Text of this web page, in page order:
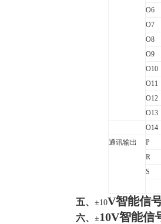
O6
O7
O8
O9
O10
O11
O12
O13
O14
通讯输出
P
R
S
五、 ±10V智能信
六、 ±10V智能信